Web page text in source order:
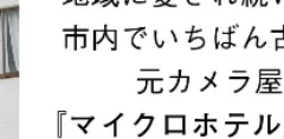
ゲーム・サービス開発
書籍・雑誌出版